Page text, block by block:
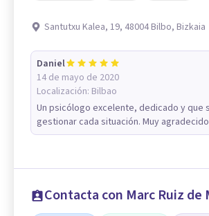
Santutxu Kalea, 19, 48004 Bilbo, Bizkaia
Daniel
14 de mayo de 2020
Localización: Bilbao
Un psicólogo excelente, dedicado y que
gestionar cada situación. Muy
Contacta con Marc Ruiz de